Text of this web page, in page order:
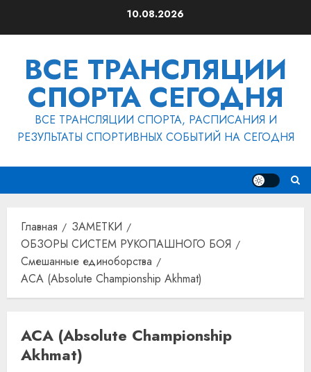
10.08.2026
ВСЕ ТРАНСЛЯЦИИ
СПОРТА СЕГОДНЯ
ВСЕ ТРАНСЛЯЦИИ СПОРТА, РАСПИСАНИЯ И
РЕЗУЛЬТАТЫ СПОРТИВНЫХ СОБЫТИЙ НА СЕГОДНЯ
Главная
ЗАМЕТКИ
ОБЗОРЫ СИСТЕМ РУКОПАШНОГО БОЯ
Смешанные единоборства
ACA (Absolute Championship Akhmat)
ACA (Absolute Championship
Akhmat)